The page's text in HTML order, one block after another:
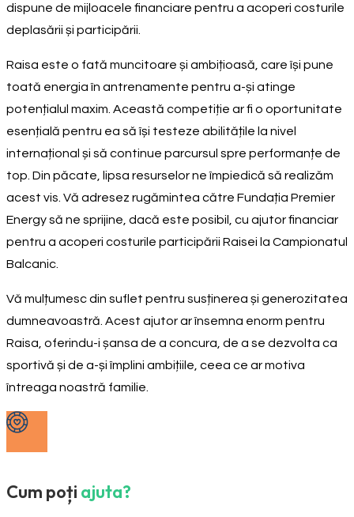
dispune de mijloacele financiare pentru a acoperi costurile
deplasării și participării.
Raisa este o fată muncitoare și ambițioasă, care își pune
toată energia în antrenamente pentru a-și atinge
potențialul maxim. Această competiție ar fi o oportunitate
esențială pentru ea să își testeze abilitățile la nivel
internațional și să continue parcursul spre performanțe de
top. Din păcate, lipsa resurselor ne împiedică să realizăm
acest vis. Vă adresez rugămintea către Fundația Premier
Energy să ne sprijine, dacă este posibil, cu ajutor financiar
pentru a acoperi costurile participării Raisei la Campionatul
Balcanic.
Vă mulțumesc din suflet pentru susținerea și generozitatea
dumneavoastră. Acest ajutor ar însemna enorm pentru
Raisa, oferindu-i șansa de a concura, de a se dezvolta ca
sportivă și de a-și împlini ambițiile, ceea ce ar motiva
întreaga noastră familie.
Cum poți ajuta?